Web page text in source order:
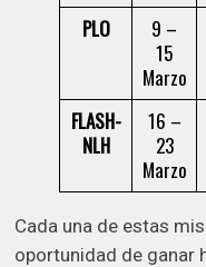
PLO
9 –
15
Marzo
FLASH-
NLH
16 –
23
Marzo
Cada una de estas
oportunidad de ganar